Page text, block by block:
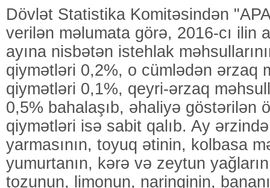
Dövlət Statistika Komitəsindən
verilən məlumata görə, 2016-cı ilin
ayına nisbətən istehlak
qiymətləri 0,2%, o cümlədən ərzaq
qiymətləri 0,1%, qeyri-ərzaq
0,5% bahalaşıb, əhaliyə göstərilən
qiymətləri isə sabit qalıb. Ay
yarmasının, toyuq ətinin, kolbasa
yumurtanın, kərə və zeytun
tozunun, limonun, naringinin,